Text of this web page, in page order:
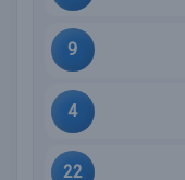
9
4
22